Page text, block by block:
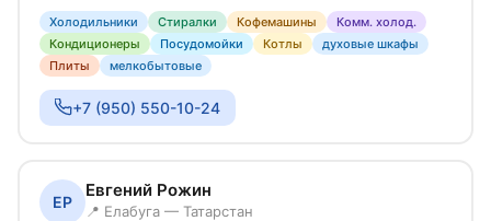
Холодильники Стиралки Кофемашины
Комм. холод.
Кондиционеры
Посудомойки Котлы
духовые шкафы
Плиты
мелкобытовые
+7 (950) 550-10-24
ЕР
Евгений Рожин
📍 Елабуга — Татарстан